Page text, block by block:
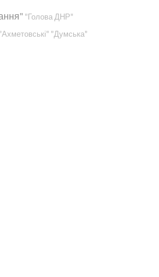
"Голова ДНР"
"Ахметовські" "Думська"